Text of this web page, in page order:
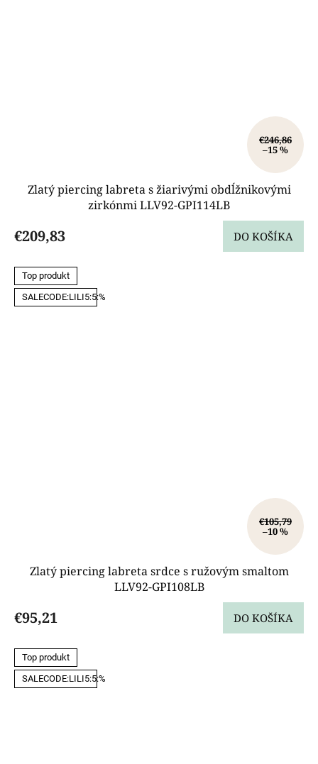
€246,86
–15 %
Zlatý piercing labreta s žiarivými obdĺžnikovými
zirkónmi LLV92-GPI114LB
€209,83 DO KOŠÍKA
Top produkt
SALECODE:LILI5:5:%
€105,79
–10 %
Zlatý piercing labreta srdce s ružovým smaltom
LLV92-GPI108LB
€95,21 DO KOŠÍKA
Top produkt
SALECODE:LILI5:5:%